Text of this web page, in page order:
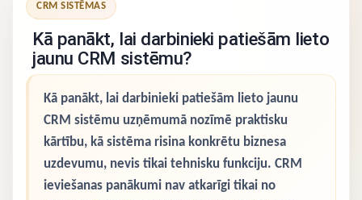
CRM SISTĒMAS
Kā panākt, lai darbinieki patiešām lieto
jaunu CRM sistēmu?
Kā panākt, lai darbinieki patiešām lieto jaunu
CRM sistēmu uzņēmumā nozīmē praktisku
kārtību, kā sistēma risina konkrētu biznesa
uzdevumu, nevis tikai tehnisku funkciju. CRM
ieviešanas panākumi nav atkarīgi tikai no